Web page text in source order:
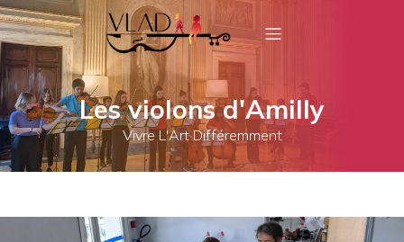
Les violons d'Amilly
Vivre L'Art Différemment